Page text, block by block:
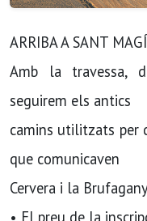
ARRIBA A SANT
Amb la travessa,
seguirem els antics
camins utilitzats per
que comunicaven
Cervera i la
• El preu de la